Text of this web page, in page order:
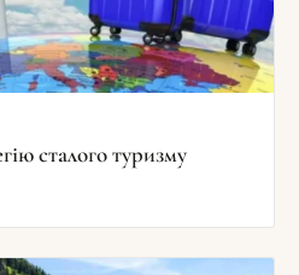
сталого туризму